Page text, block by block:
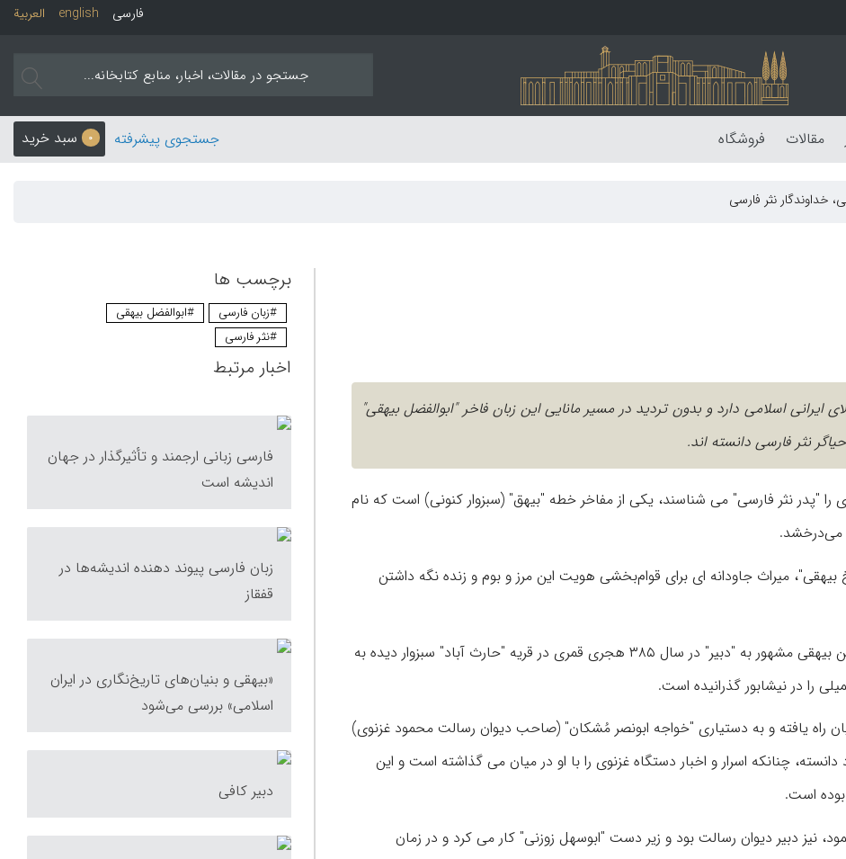
العربیة english فارسی
مقالات فروشگاه 0 سبد خرید جستجوی پیشرفته
خداوندگار نثر فارسی
اسلامی دارد و بدون تردید در مسیر مانایی این زبان فاخر "ابوالفضل بیهقی"
نثر فارسی دانسته اند.
را "پدر نثر فارسی" می شناسند، یکی از مفاخر خطه "بیهق" (سبزوار کنونی) است که نام
می‌درخشد.
میراث جاودانه ای برای قوام‌بخشی هویت این مرز و بوم و زنده نگه داشتن
بنا بر آنچه در تواریخ آمده است،‌ ابوالفضل محمد بن حسین بیهقی مشهور به "دبیر" در سال ۳۸۵ هجری قمری در قریه "حارث آباد" سبزوار دیده به
را در نیشابور گذرانیده است.
راه یافته و به دستیاری "خواجه ابونصر مُشکان" (صاحب دیوان رسالت محمود غزنوی)
چنانکه اسرار و اخبار دستگاه غزنوی را با او در میان می گذاشته است و این
است.
نیز دبیر دیوان رسالت بود و زیر دست "ابوسهل زوزنی" کار می کرد و در زمان
برچسب ها
#زبان فارسی
#ابوالفضل بیهقی
#نثر فارسی
اخبار مرتبط
فارسی زبانی ارجمند و تأثیرگذار در جهان
اندیشه است
زبان فارسی پیوند دهنده اندیشه‌ها در
قفقاز
«بیهقی و بنیان‌های تاریخ‌نگاری در ایران
اسلامی» بررسی می‌شود
دبیر کافی